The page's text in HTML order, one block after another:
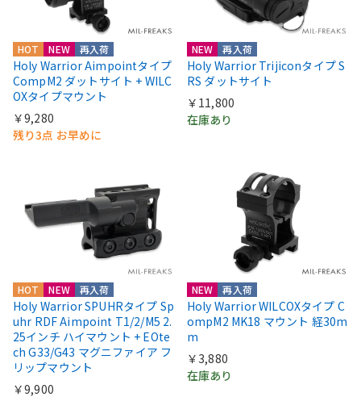
HOT NEW 再入荷
Holy Warrior Aimpointタイプ
CompM2 ダットサイト + WILC
OXタイプマウント
￥9,280
残り3点 お早めに
NEW 再入荷
Holy Warrior Trijiconタイプ S
RS ダットサイト
￥11,800
在庫あり
HOT NEW 再入荷
Holy Warrior SPUHRタイプ Sp
uhr RDF Aimpoint T1/2/M5 2.
25インチ ハイマウント + EOte
ch G33/G43 マグニファイア フ
リップマウント
￥9,900
NEW 再入荷
Holy Warrior WILCOXタイプ C
ompM2 MK18 マウント 経30m
m
￥3,880
在庫あり